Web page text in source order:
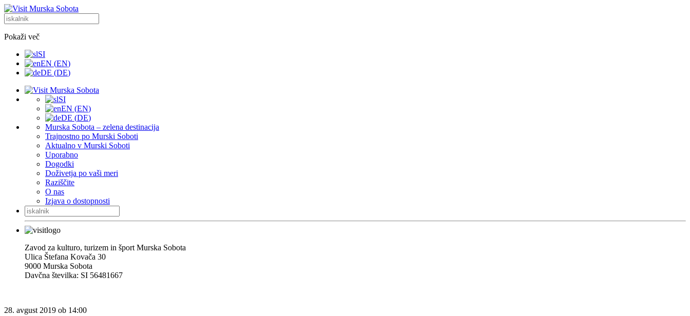
Pokaži več
SI
EN (EN)
DE (DE)
SI
EN (EN)
DE (DE)
Murska Sobota – zelena destinacija
Trajnostno po Murski Soboti
Aktualno v Murski Soboti
Uporabno
Dogodki
Doživetja po vaši meri
Raziščite
O nas
Izjava o dostopnosti
Zavod za kulturo, turizem in šport Murska Sobota
Ulica Štefana Kovača 30
9000 Murska Sobota
Davčna številka: SI 56481667
28. avgust 2019 ob 14:00